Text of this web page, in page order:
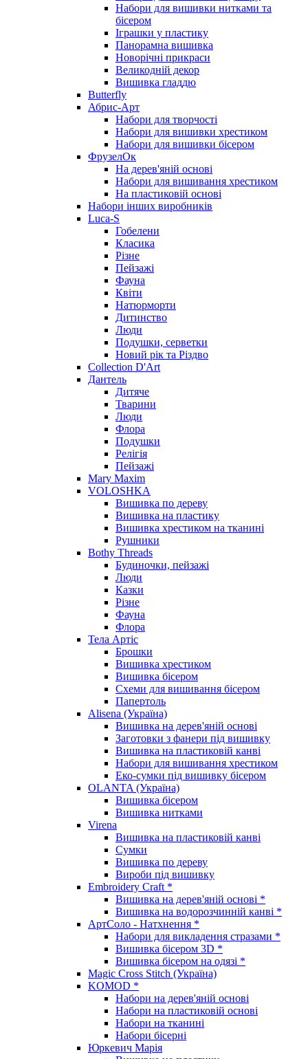
Набори для вишивки нитками та
бісером
Іграшки у пластику
Панорамна вишивка
Новорічні прикраси
Великодній декор
Вишивка гладдю
Butterfly
Абрис-Арт
Набори для творчості
Набори для вишивки хрестиком
Набори для вишивки бісером
ФрузелОк
На дерев'яній основі
Набори для вишивання хрестиком
На пластиковій основі
Набори інших виробників
Luca-S
Гобелени
Класика
Різне
Пейзажі
Фауна
Квіти
Натюрморти
Дитинство
Люди
Подушки, серветки
Новий рік та Різдво
Collection D'Art
Дантель
Дитяче
Тварини
Люди
Флора
Подушки
Релігія
Пейзажі
Mary Maxim
VOLOSHKA
Вишивка по дереву
Вишивка на пластику
Вишивка хрестиком на тканині
Рушники
Bothy Threads
Будиночки, пейзажі
Люди
Казки
Різне
Фауна
Флора
Тела Артіс
Брошки
Вишивка хрестиком
Вишивка бісером
Схеми для вишивання бісером
Папертоль
Alisena (Україна)
Вишивка на дерев'яній основі
Заготовки з фанери під вишивку
Вишивка на пластиковій канві
Набори для вишивання хрестиком
Еко-сумки під вишивку бісером
OLANTA (Україна)
Вишивка бісером
Вишивка нитками
Virena
Вишивка на пластиковій канві
Сумки
Вишивка по дереву
Вироби під вишивку
Embroidery Craft *
Вишивка на дерев'яній основі *
Вишивка на водорозчинній канві *
АртСоло - Натхнення *
Набори для викладення стразами *
Вишивка бісером 3D *
Вишивка бісером на одязі *
Magic Cross Stitch (Україна)
KOMOD *
Набори на дерев'яній основі
Набори на пластиковій основі
Набори на тканині
Набори бісерні
Юркевич Марія